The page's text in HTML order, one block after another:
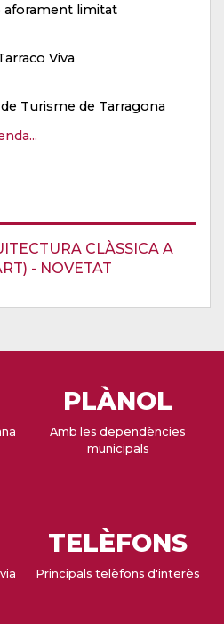
CLÀSSICA A
- NOVETAT
aforament limitat
Viva
Turisme de Tarragona
PLÀNOL
Amb les dependències
municipals
TELÈFONS
Principals telèfons d'interès